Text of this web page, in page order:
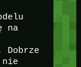
na
Dobrze
nie